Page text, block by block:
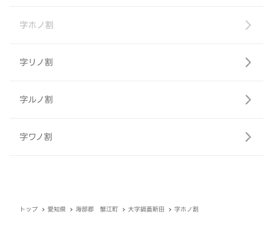
字ホノ割
字リノ割
字ルノ割
字ワノ割
トップ 愛知県 海部郡 蟹江町 大字鍋蓋新田 字ホノ割